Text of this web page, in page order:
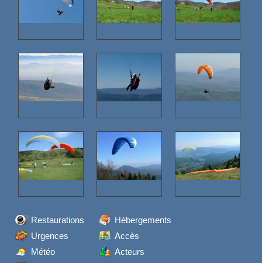
Restaurations
Hébergements
Urgences
Accès
Météo
Acteurs